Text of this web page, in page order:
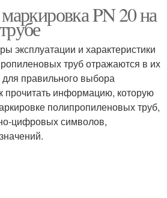
PN 20 на
эксплуатации и характеристики
труб отражаются в их
правильного выбора
прочитать информацию, которую
полипропиленовых труб,
цифровых символов,